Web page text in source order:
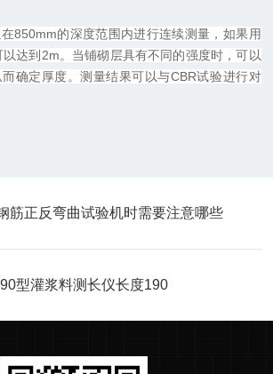
850mm的深度范围内进行连续测量，如果用
达到2m。当铺砌层具有不同的强度时，可以
确定厚度。测量结果可以与CBR试验进行对
筋正反弯曲试验机时需要注意哪些
型灌浆料测长仪长度190